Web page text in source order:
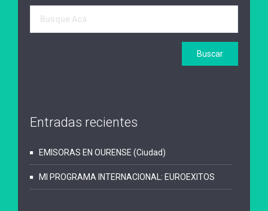
Entradas recientes
EMISORAS EN OURENSE (Ciudad)
MI PROGRAMA INTERNACIONAL: EUROEXITOS